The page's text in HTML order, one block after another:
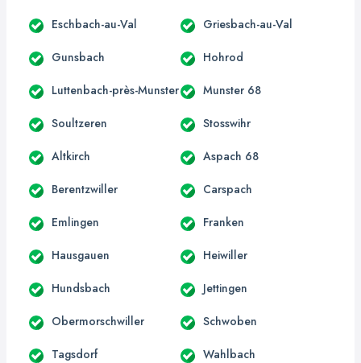
Eschbach-au-Val Griesbach-au-Val
Gunsbach Hohrod
Luttenbach-près-Munster Munster 68
Soultzeren Stosswihr
Altkirch Aspach 68
Berentzwiller Carspach
Emlingen Franken
Hausgauen Heiwiller
Hundsbach Jettingen
Obermorschwiller Schwoben
Tagsdorf Wahlbach